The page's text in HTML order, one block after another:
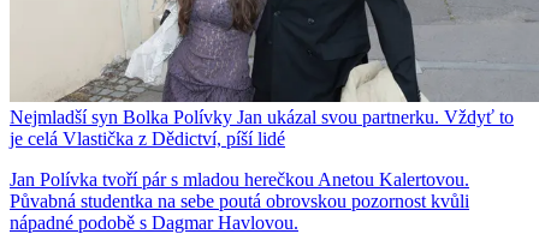
Nejmladší syn Bolka Polívky Jan ukázal svou partnerku. Vždyť to
je celá Vlastička z Dědictví, píší lidé
Jan Polívka tvoří pár s mladou herečkou Anetou Kalertovou.
Půvabná studentka na sebe poutá obrovskou pozornost kvůli
nápadné podobě s Dagmar Havlovou.